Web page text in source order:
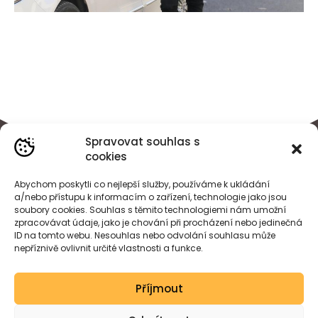
Spravovat souhlas s
cookies
Abychom poskytli co nejlepší služby, používáme k ukládání
a/nebo přístupu k informacím o zařízení, technologie jako jsou
soubory cookies. Souhlas s těmito technologiemi nám umožní
zpracovávat údaje, jako je chování při procházení nebo jedinečná
ID na tomto webu. Nesouhlas nebo odvolání souhlasu může
nepříznivě ovlivnit určité vlastnosti a funkce.
Příjmout